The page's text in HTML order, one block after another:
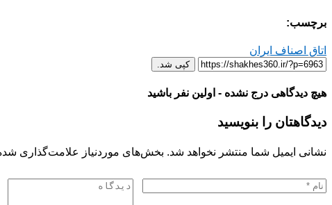
برچسب:
اتاق اصناف ایران
کپی شد.
هیچ دیدگاهی درج نشده - اولین نفر باشید
دیدگاهتان را بنویسید
نشانی ایمیل شما منتشر نخواهد شد. بخش‌های موردنیاز علامت‌گذاری